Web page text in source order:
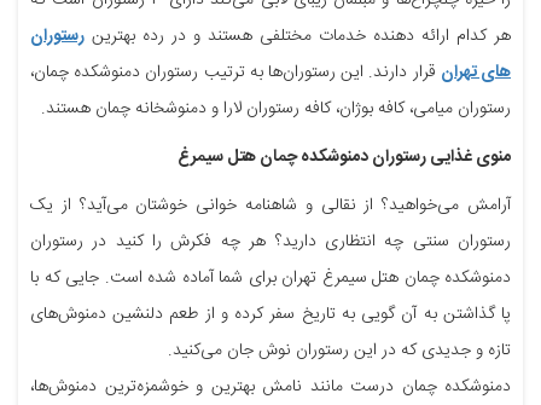
هر کدام ارائه دهنده خدمات مختلفی هستند و در رده بهترین رستوران
های تهران قرار دارند. این رستوران‌ها به ترتیب رستوران دمنوشکده چمان،
رستوران میامی، کافه بوژان، کافه رستوران لارا و دمنوشخانه چمان هستند.
منوی غذایی رستوران دمنوشکده چمان هتل سیمرغ
آرامش می‌خواهید؟ از نقالی و شاهنامه خوانی خوشتان می‌آید؟ از یک
رستوران سنتی چه انتظاری دارید؟ هر چه فکرش را کنید در رستوران
دمنوشکده چمان هتل سیمرغ تهران برای شما آماده شده است. جایی که با
پا گذاشتن به آن گویی به تاریخ سفر کرده و از طعم دلنشین دمنوش‌های
تازه‌ و جدیدی که در این رستوران نوش جان می‌کنید.
دمنوشکده چمان درست مانند نامش بهترین و خوشمزه‌ترین دمنوش‌ها،